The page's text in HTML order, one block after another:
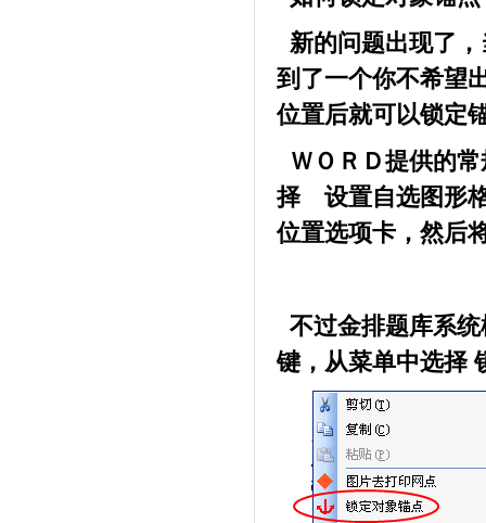
新的问题出现了
到了一个你不希望
位置后就可以锁定
ＷＯＲＤ提供的
择 设置自选图形
位置选项卡，然后
不过金排题库系
键，从菜单中选择